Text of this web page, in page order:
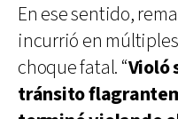
En ese sentido,
incurrió en
choque fatal. “Violó
tránsito